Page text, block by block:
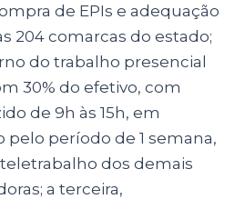
de EPIs e adequação
204 comarcas do estado;
do trabalho presencial
30% do efetivo, com
de 9h às 15h, em
pelo período de 1 semana,
dos demais
a terceira,